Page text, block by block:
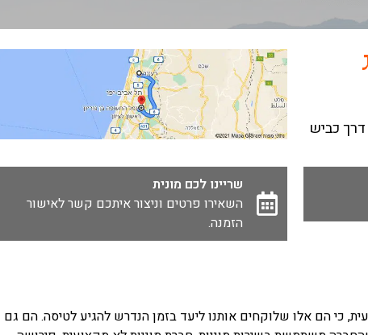
ק"מ) דרך כביש
שריינו לכם מונית
השאירו פרטים וניצור איתכם קשר לאישור
הזמנה.
כי הם אלו שלוקחים אותנו ליעד בזמן הנדרש להגיע לטיסה. הם גם